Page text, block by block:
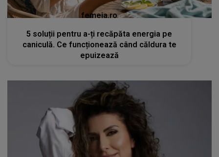
femeia.ro
5 soluții pentru a-ți recăpăta energia pe
caniculă. Ce funcționează când căldura te
epuizează